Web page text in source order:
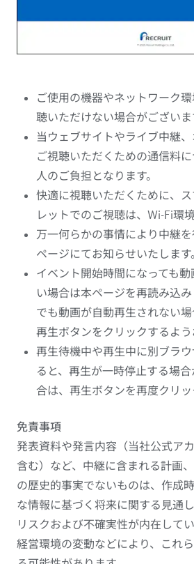
ご使用の機器やネットワーク
聴いただけない場合がございま
当ウェブサイトやライブ中継
ご視聴いただくための通信料
人のご負担となります。
快適に視聴いただくために、
レットでのご視聴は、Wi-Fi環
万一何らかの事情により中継
ページにてお知らせいたします
イベント開始時間になっても
い場合は本ページを再読み込
でも動画が自動再生されない
再生ボタンをクリックするよう
再生待機中や再生中に別ブラ
ると、再生が一時停止する場
合は、再生ボタンを再度クリッ
免責事項
発表資料や発言内容（当社公式ア
含む）など、中継に含まれる計画
の歴史的事実でないものは、作成
な情報に基づく将来に関する見通
リスクおよび不確実性が内在して
経営環境の変動などにより、これ